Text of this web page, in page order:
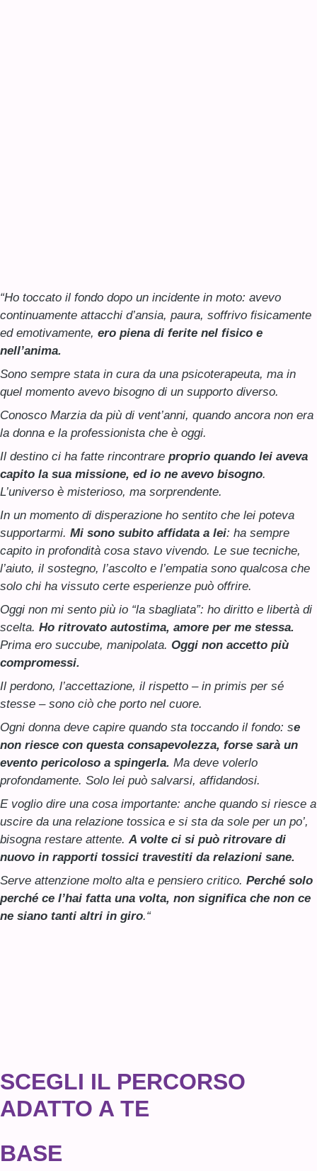
“Ho toccato il fondo dopo un incidente in moto: avevo
continuamente attacchi d’ansia, paura, soffrivo fisicamente
ed emotivamente, ero piena di ferite nel fisico e
nell’anima.
Sono sempre stata in cura da una psicoterapeuta, ma in
quel momento avevo bisogno di un supporto diverso.
Conosco Marzia da più di vent’anni, quando ancora non era
la donna e la professionista che è oggi.
Il destino ci ha fatte rincontrare proprio quando lei aveva
capito la sua missione, ed io ne avevo bisogno.
L’universo è misterioso, ma sorprendente.
In un momento di disperazione ho sentito che lei poteva
supportarmi. Mi sono subito affidata a lei: ha sempre
capito in profondità cosa stavo vivendo. Le sue tecniche,
l’aiuto, il sostegno, l’ascolto e l’empatia sono qualcosa che
solo chi ha vissuto certe esperienze può offrire.
Oggi non mi sento più io “la sbagliata”: ho diritto e libertà di
scelta. Ho ritrovato autostima, amore per me stessa.
Prima ero succube, manipolata. Oggi non accetto più
compromessi.
Il perdono, l’accettazione, il rispetto – in primis per sé
stesse – sono ciò che porto nel cuore.
Ogni donna deve capire quando sta toccando il fondo: se
non riesce con questa consapevolezza, forse sarà un
evento pericoloso a spingerla. Ma deve volerlo
profondamente. Solo lei può salvarsi, affidandosi.
E voglio dire una cosa importante: anche quando si riesce a
uscire da una relazione tossica e si sta da sole per un po’,
bisogna restare attente. A volte ci si può ritrovare di
nuovo in rapporti tossici travestiti da relazioni sane.
Serve attenzione molto alta e pensiero critico. Perché solo
perché ce l’hai fatta una volta, non significa che non ce
ne siano tanti altri in giro.“
SCEGLI IL PERCORSO
ADATTO A TE
BASE